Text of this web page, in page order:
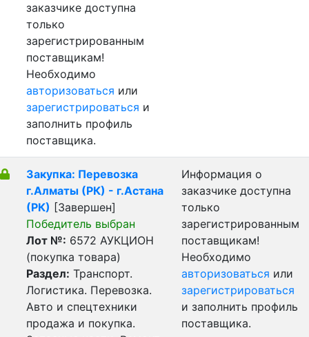
заказчике доступна
только
зарегистрированным
поставщикам!
Необходимо
авторизоваться или
зарегистрироваться и
заполнить профиль
поставщика.
Закупка: Перевозка
г.Алматы (РК) - г.Астана
(РК) [Завершен]
Победитель выбран
Лот №: 6572 АУКЦИОН
(покупка товара)
Раздел: Транспорт.
Логистика. Перевозка.
Авто и спецтехники
продажа и покупка.
Информация о
заказчике доступна
только
зарегистрированным
поставщикам!
Необходимо
авторизоваться или
зарегистрироваться
и заполнить профиль
поставщика.